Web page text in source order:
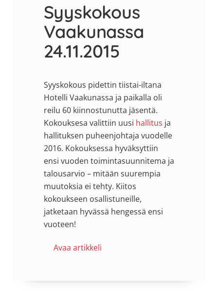
Syyskokous
Vaakunassa
24.11.2015
Syyskokous pidettin tiistai-iltana
Hotelli Vaakunassa ja paikalla oli
reilu 60 kiinnostunutta jäsentä.
Kokouksesa valittiin uusi hallitus ja
hallituksen puheenjohtaja vuodelle
2016. Kokouksessa hyväksyttiin
ensi vuoden toimintasuunnitema ja
talousarvio – mitään suurempia
muutoksia ei tehty. Kiitos
kokoukseen osallistuneille,
jatketaan hyvässä hengessä ensi
vuoteen!
Avaa artikkeli